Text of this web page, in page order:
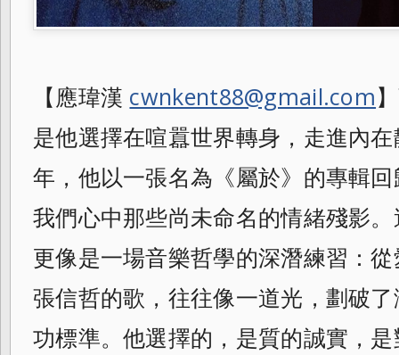
【應瑋漢 cwnkent88@gmail.com
是他選擇在喧囂世界轉身，走進內
年，他以一張名為《屬於》的專輯
我們心中那些尚未命名的情緒殘影
更像是一場音樂哲學的深潛練習：
張信哲的歌，往往像一道光，劃破
功標準。他選擇的，是質的誠實，